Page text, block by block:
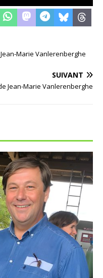
Marie Vanlerenberghe
SUIVANT
Jean-Marie Vanlerenberghe